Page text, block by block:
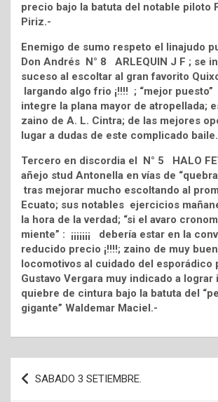
precio bajo la batuta del notable piloto
Piriz.-
Enemigo de sumo respeto el linajudo
Don Andrés N° 8 ARLEQUIN J F ; se
suceso al escoltar al gran favorito Quixote
largando algo frio ¡!!!! ; “mejor
integre la plana mayor de atropellada;
zaino de A. L. Cintra; de las mejores
lugar a dudas de este complicado
Tercero en discordia el N° 5 HALO
añejo stud Antonella en vías de
tras mejorar mucho escoltando al
Ecuato; sus notables ejercicios
la hora de la verdad; “si el avaro
miente” : ¡¡¡¡¡¡¡ debería estar en la
reducido precio ¡!!!!; zaino de muy
locomotivos al cuidado del esporádico
Gustavo Vergara muy indicado a lograr
quiebre de cintura bajo la batuta del
gigante” Waldemar Maciel.-
Navegación
de
SABADO 3 SETIEMBRE.